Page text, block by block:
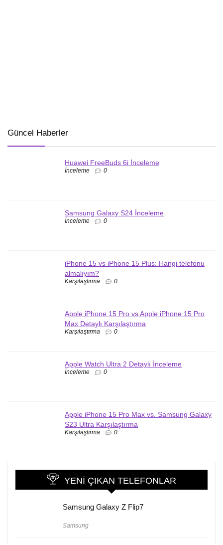
Güncel Haberler
Huawei FreeBuds 6i İnceleme
İnceleme 0
Samsung Galaxy S24 İnceleme
İnceleme 0
iPhone 15 vs iPhone 15 Plus: Hangi telefonu
almalıyım?
Karşılaştırma 0
Apple iPhone 15 Pro vs Apple iPhone 15 Pro
Max Detaylı Karşılaştırma
Karşılaştırma 0
Apple Watch Ultra 2 Detaylı İnceleme
İnceleme 0
Apple iPhone 15 Pro Max vs. Samsung Galaxy
S23 Ultra Karşılaştırma
Karşılaştırma 0
YENI ÇIKAN TELEFONLAR
Samsung Galaxy Z Flip7
Samsung